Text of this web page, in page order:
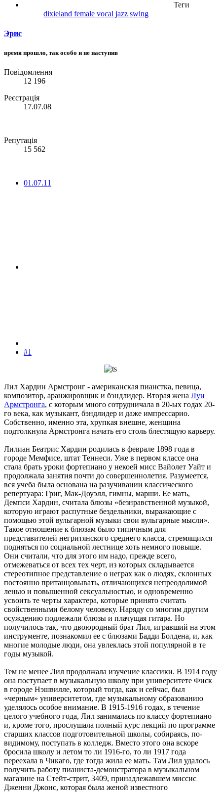
Теги
dixieland female vocal jazz swing
Эрис
время прошло, так особо и не наступив
Повідомлення
12 196
Реєстрація
17.07.08
Репутація
15 562
01.07.11
#1
Лил Хардин Армстронг - американская пианстка, певица,
композитор, аранжировщик и бэндлидер. Вторая жена Луи
Армстронга, с которым много сотрудничала в 20-ых годах 20-
го века, как музыкант, бэндлидер и даже импрессарио.
Собственно, именно эта, хрупкая внешне, женщина
подтолкнула Армстронга начать его столь блестящую карьеру.
Лилиан Беатрис Хардин родилась в феврале 1898 года в
городе Мемфисе, штат Теннеси. Уже в первом классе она
стала брать уроки фортепиано у некоей мисс Вайолет Уайт и
продолжала занятия почти до совершеннолетия. Разумеется,
вся учеба была основана на разучивании классического
репертуара: Григ, Мак-Доуэлл, гимны, марши. Ее мать,
Демпси Хардин, считала блюзы «безнравственной музыкой,
которую играют распутные бездельники, выражающие с
помощью этой вульгарной музыки свои вульгарные мысли».
Такое отношение к блюзам было типичным для
представителей негритянского среднего класса, стремящихся
подняться по социальной лестнице хоть немного повыше.
Они считали, что для этого им надо, прежде всего,
отмежеваться от всех тех черт, из которых складывается
стереотипное представление о неграх как о людях, склонных
постоянно пританцовывать, отличающихся непреодолимой
ленью и повышенной сексуальностью, и одновременно
усвоить те черты характера, которые принято считать
свойственными белому человеку. Наряду со многим другим
осуждению подлежали блюзы и плачущая гитара. Но
получилось так, что двоюродный брат Лил, игравший на этом
инструменте, познакомил ее с блюзами Бадди Болдена, и, как
многие молодые люди, она увлеклась этой популярной в те
годы музыкой.
Тем не менее Лил продолжала изучение классики. В 1914 году
она поступает в музыкальную школу при университете Фиск
в городе Нэшвилле, который тогда, как и сейчас, был
«черным» университетом, где музыкальному образованию
уделялось особое внимание. В 1915-1916 годах, в течение
целого учебного года, Лил занималась по классу фортепиано
и, кроме того, прослушала полный курс лекций по программе
старших классов подготовительной школы, собираясь, по-
видимому, поступать в колледж. Вместо этого она вскоре
бросила школу и летом то ли 1916-го, то ли 1917 года
переехала в Чикаго, где тогда жила ее мать. Там Лил удалось
получить работу пианиста-демонстратора в музыкальном
магазине на Стейт-стрит, 3409, принадлежавшем миссис
Дженни Джонс, которая была женой известного